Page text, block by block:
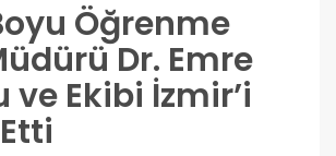
Öğrenme
Dr. Emre
ve Ekibi İzmir’i